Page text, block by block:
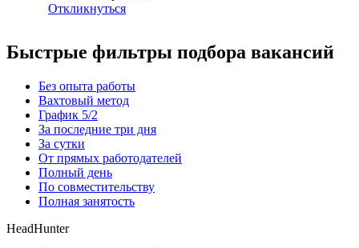
Откликнуться
Быстрые фильтры подбора вакансий
Без опыта работы
Вахтовый метод
График 5/2
За последние три дня
За сутки
От прямых работодателей
Полный день
По совместительству
Полная занятость
HeadHunter